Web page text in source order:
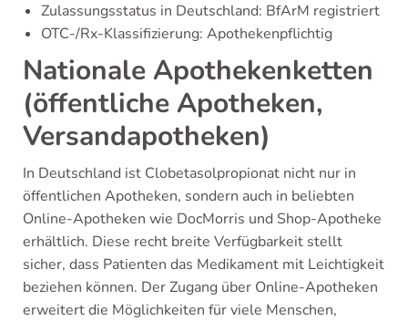
Zulassungsstatus in Deutschland: BfArM registriert
OTC-/Rx-Klassifizierung: Apothekenpflichtig
Nationale Apothekenketten
(öffentliche Apotheken,
Versandapotheken)
In Deutschland ist Clobetasolpropionat nicht nur in
öffentlichen Apotheken, sondern auch in beliebten
Online-Apotheken wie DocMorris und Shop-Apotheke
erhältlich. Diese recht breite Verfügbarkeit stellt
sicher, dass Patienten das Medikament mit Leichtigkeit
beziehen können. Der Zugang über Online-Apotheken
erweitert die Möglichkeiten für viele Menschen,